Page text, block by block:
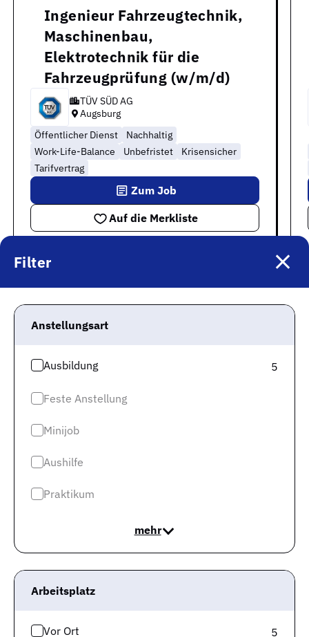
Filter
Anstellungsart
Ausbildung 5
Feste Anstellung
Minijob
Aushilfe
Praktikum
mehr
Arbeitsplatz
Vor Ort 5
Ingenieur Fahrzeugtechnik,
Maschinenbau,
Elektrotechnik für die
Fahrzeugprüfung (w/m/d)
TÜV SÜD AG
Augsburg
Öffentlicher Dienst
Nachhaltig
Work-Life-Balance
Unbefristet
Krisensicher
Tarifvertrag
Auf die Merkliste
Zum Job
Alle Jobs»Elbingerode
Gute Jobs
Alle Jobs
Jobtest
Top Kategorien